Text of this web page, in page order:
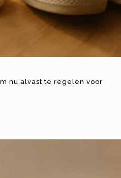
nu alvast te regelen voor